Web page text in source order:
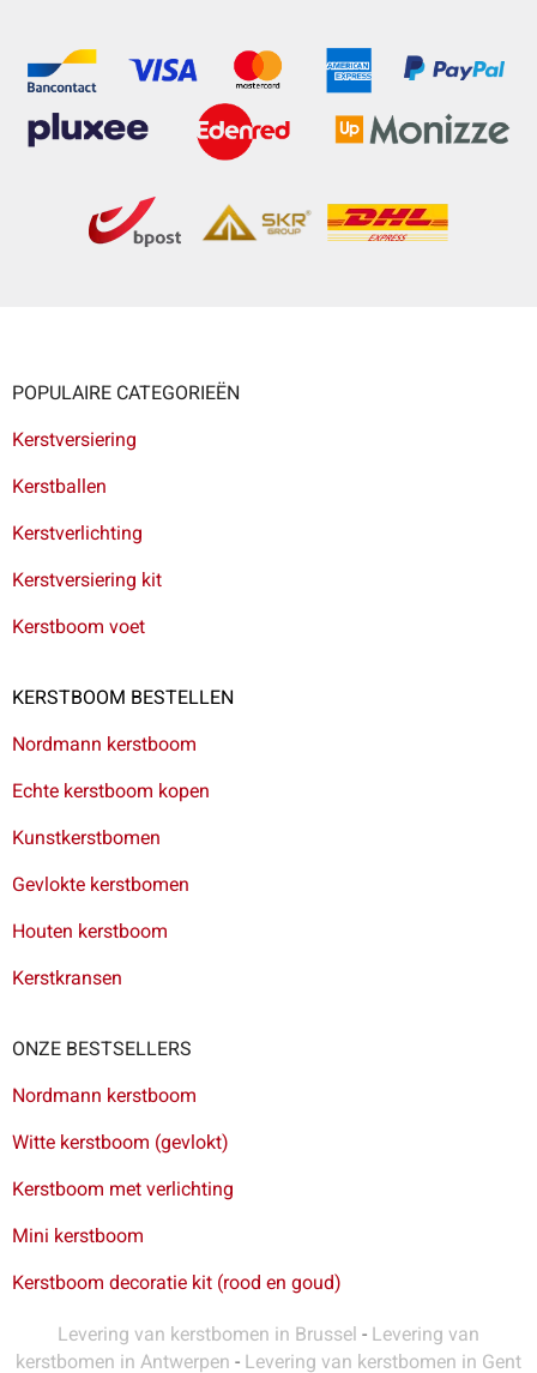
POPULAIRE CATEGORIEËN
Kerstversiering
Kerstballen
Kerstverlichting
Kerstversiering kit
Kerstboom voet
KERSTBOOM BESTELLEN
Nordmann kerstboom
Echte kerstboom kopen
Kunstkerstbomen
Gevlokte kerstbomen
Houten kerstboom
Kerstkransen
ONZE BESTSELLERS
Nordmann kerstboom
Witte kerstboom (gevlokt)
Kerstboom met verlichting
Mini kerstboom
Kerstboom decoratie kit (rood en goud)
Levering van kerstbomen in Brussel - Levering van
kerstbomen in Antwerpen - Levering van kerstbomen in Gent